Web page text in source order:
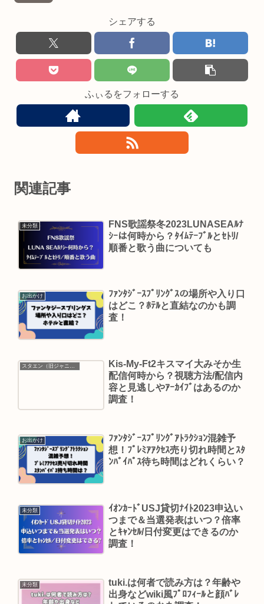
シェアする
ふぃるをフォローする
関連記事
未分類
FNS歌謡祭冬2023LUNASEAﾙﾅ
ｼｰは何時から？ﾀｲﾑﾃｰﾌﾞﾙとｾﾄﾘ/
順番と歌う曲についても
お出かけ
ﾌｧﾝﾀｼﾞｰｽﾌﾟﾘﾝｸﾞｽの場所や入り口
はどこ？ﾎﾃﾙと直結なのかも調
査！
Kis-My-Ft2キスマイ大みそか生
配信何時から？視聴方法/配信内
容と見逃しやｱｰｶｲﾌﾞはあるのか
調査！
お出かけ
ﾌｧﾝﾀｼﾞｰｽﾌﾟﾘﾝｸﾞｱﾄﾗｸｼｮﾝ混雑予
想！ﾌﾟﾚﾐｱｱｸｾｽ売り切れ時間とｽﾀ
ﾝﾊﾞｲﾊﾟｽ待ち時間はどれくらい？
未分類
ｲｵﾝｶｰﾄﾞUSJ貸切ﾅｲﾄ2023申込い
つまで＆当選発表はいつ？倍率
とｷｬﾝｾﾙ/日付変更はできるのか
調査！
未分類
tuki.は何者で読み方は？年齢や
出身などwiki風ﾌﾟﾛﾌｨｰﾙと顔ﾊﾞﾚ